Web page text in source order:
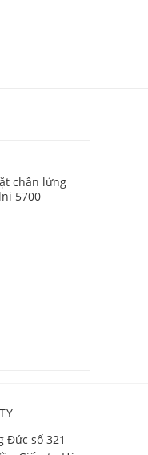
chân lửng
5700
Đức số 321